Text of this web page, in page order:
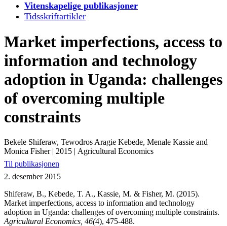
Vitenskapelige publikasjoner
Tidsskriftartikler
Market imperfections, access to
information and technology
adoption in Uganda: challenges
of overcoming multiple
constraints
Bekele Shiferaw, Tewodros Aragie Kebede, Menale Kassie and
Monica Fisher| 2015 | Agricultural Economics
Til publikasjonen
2. desember 2015
Shiferaw, B., Kebede, T. A., Kassie, M. & Fisher, M. (2015).
Market imperfections, access to information and technology
adoption in Uganda: challenges of overcoming multiple constraints.
Agricultural Economics, 46(4), 475-488.